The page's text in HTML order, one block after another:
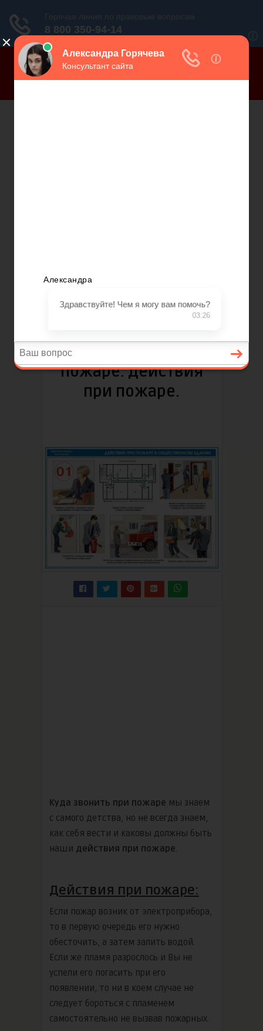
11084Просмотров 0
Куда звонить при
пожаре. Действия
при пожаре.
Куда звонить при пожаре мы знаем
с самого детства, но не всегда знаем,
как себя вести и каковы должны быть
наши действия при пожаре.
Действия при пожаре:
Если пожар возник от электроприбора,
то в первую очередь его нужно
обесточить, а затем залить водой.
Если же пламя разрослось и Вы не
успели его погасить при его
появлении, то ни в коем случае не
следует бороться с пламенем
самостоятельно не вызвав пожарных.